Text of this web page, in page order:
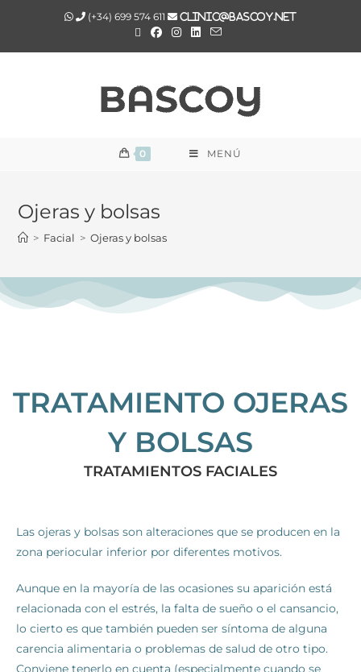
(+34) 699 574 611 clinic@bascoy.net
0 MENÚ
Ojeras y bolsas
> Facial > Ojeras y bolsas
TRATAMIENTO OJERAS
Y BOLSAS
TRATAMIENTOS FACIALES
Las ojeras y bolsas son alteraciones que se producen en la
zona periocular inferior por diferentes motivos.
Aunque en la mayoría de las ocasiones su aparición está
relacionada con el estrés, la falta de sueño o el cansancio,
lo cierto es que también pueden ser síntoma de alguna
carencia alimentaria o problemas de salud de otro tipo.
Conviene tenerlo en cuenta (especialmente cuando se